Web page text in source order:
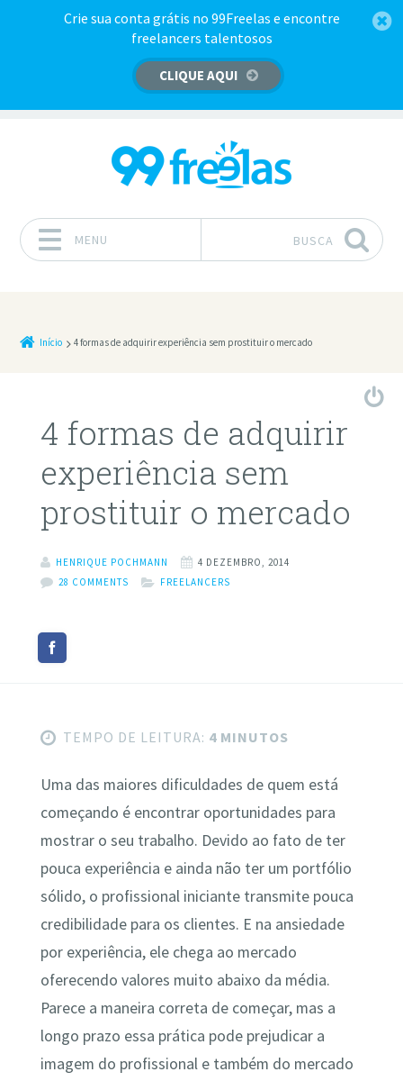
Crie sua conta grátis no 99Freelas e encontre
freelancers talentosos
CLIQUE AQUI
MENU BUSCA
Início 4 formas de adquirir experiência sem prostituir o mercado
4 formas de adquirir
experiência sem
prostituir o mercado
HENRIQUE POCHMANN
4 DEZEMBRO, 2014
28 COMMENTS
FREELANCERS
TEMPO DE LEITURA: 4 MINUTOS
Uma das maiores dificuldades de quem está
começando é encontrar oportunidades para
mostrar o seu trabalho. Devido ao fato de ter
pouca experiência e ainda não ter um portfólio
sólido, o profissional iniciante transmite pouca
credibilidade para os clientes. E na ansiedade
por experiência, ele chega ao mercado
oferecendo valores muito abaixo da média.
Parece a maneira correta de começar, mas a
longo prazo essa prática pode prejudicar a
imagem do profissional e também do mercado